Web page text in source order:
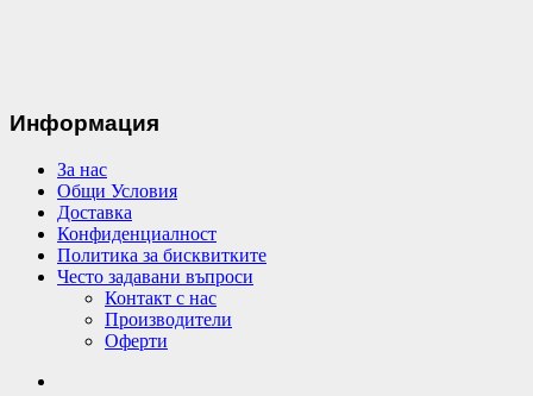
Информация
За нас
Общи Условия
Доставка
Конфиденциалност
Политика за бисквитките
Често задавани въпроси
Контакт с нас
Производители
Оферти